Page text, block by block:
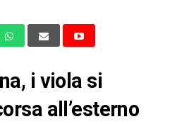
i viola si
all’esterno